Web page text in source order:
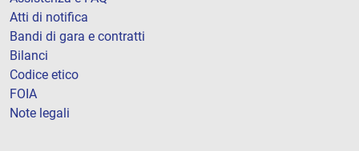
Atti di notifica
Bandi di gara e contratti
Bilanci
Codice etico
FOIA
Note legali